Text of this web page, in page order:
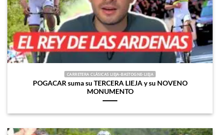
CARRETERA CLÁSICAS LIEJA-BASTOGNE-LIEJA
POGACAR suma su TERCERA LIEJA y su NOVENO
MONUMENTO